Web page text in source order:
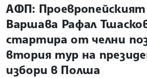
site.bta
АФП:
Варшава Рафал
стартира от челни
втория тур на
избори в Полша